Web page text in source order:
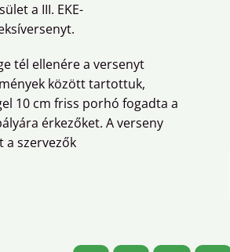
a III. EKE-
tél ellenére a versenyt
között tartottuk,
10 cm friss porhó fogadta a
érkezőket. A verseny
a szervezők